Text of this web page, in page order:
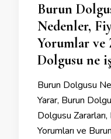
Burun
Nedenler,
Yorumlar
Dolgusu ne
Burun Dolgusu
Yarar, Burun
Dolgusu
Yorumları ve